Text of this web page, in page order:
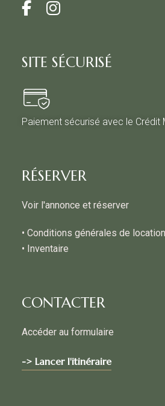
SITE SÉCURISÉ
Paiement sécurisé avec le Crédit
RÉSERVER
Voir l'annonce et réserver
• Conditions générales de
• Inventaire
CONTACTER
Accéder au formulaire
-> Lancer l'itinéraire